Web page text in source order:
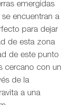
emergidas
encuentran a
para dejar
de esta zona
de este punto
cercano con un
de la
a una